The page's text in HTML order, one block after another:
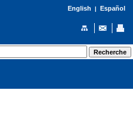
English | Español